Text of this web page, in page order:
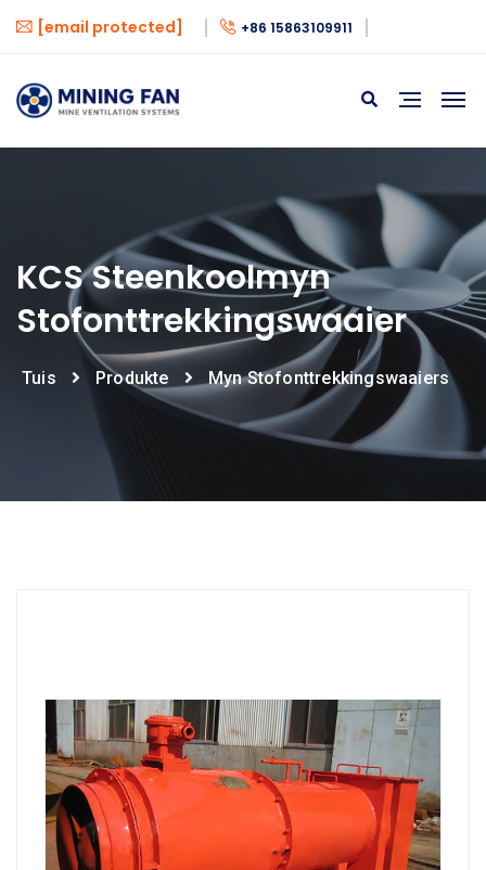
[email protected] +86 15863109911
KCS Steenkoolmyn
Stofonttrekkingswaaier
Tuis Produkte Myn Stofonttrekkingswaaiers